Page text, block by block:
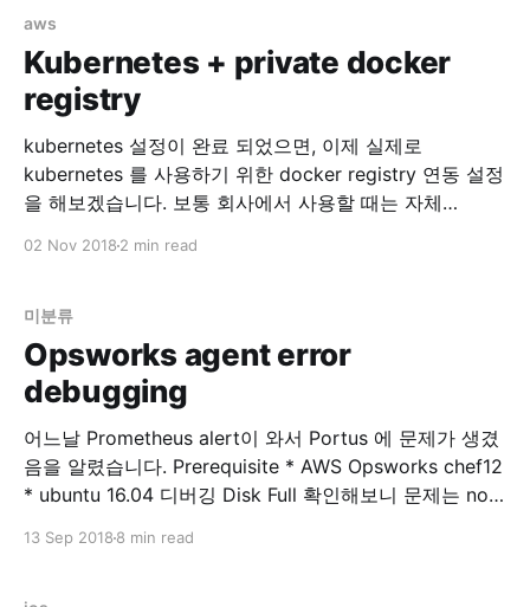
aws
Kubernetes + private docker
registry
kubernetes 설정이 완료 되었으면, 이제 실제로
kubernetes 를 사용하기 위한 docker registry 연동 설정
을 해보겠습니다. 보통 회사에서 사용할 때는 자체
- Kubernetes 위 글을 참고
02 Nov 2018 2 min read
미분류
Opsworks agent error
debugging
어느날 Prometheus alert이 와서 Portus 에 문제가 생겼
음을 알렸습니다. Prerequisite * AWS Opsworks chef12
* ubuntu 16.04 디버깅 Disk Full 확인해보니 문제는 no
니다. 확인해보니 portus의 nginx 로그가 2GB 씩 stdout,
13 Sep 2018 8 min read